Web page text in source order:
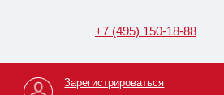
+7 (495) 150-18-88
Зарегистрироваться
Колодки торм. пер. (+смазка) VAG A3